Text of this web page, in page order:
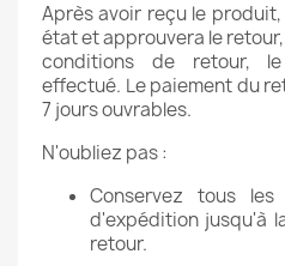
Après avoir reçu le
état et approuvera le
conditions de retour, le
effectué. Le paiement du
7 jours ouvrables.
N'oubliez pas :
Conservez tous
d'expédition jusqu'à
retour.